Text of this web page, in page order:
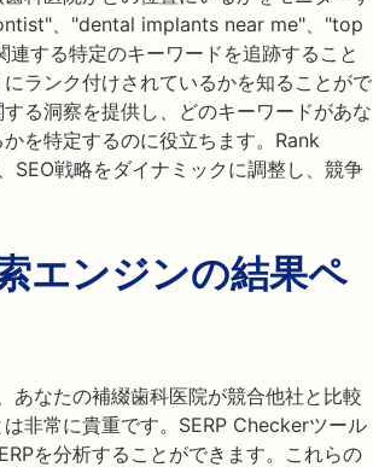
、"dental implants near me"、"top
する特定のキーワードを追跡すること
ランク付けされているかを知ることがで
る洞察を提供し、どのキーワードがあな
を特定するのに役立ちます。Rank
SEO戦略をダイナミックに調整し、競争
エンジンの結果ペ
あなたの補綴歯科医院が競合他社と比較
非常に貴重です。SERP Checkerツール
を分析することができます。これらの